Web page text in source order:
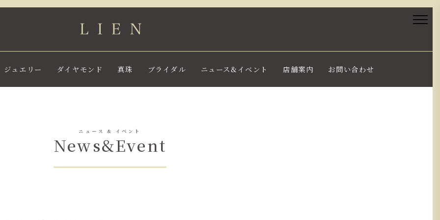
ジュエリー ダイヤモンド 真珠 ブライダル ニュース&イベント 店舗案内 お問い合わせ
ニュース & イベント
News&Event